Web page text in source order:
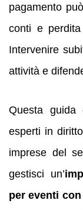
pagamento
conti e
Intervenire
attività e
Questa guida
esperti in
imprese del
gestisci un’
per eventi